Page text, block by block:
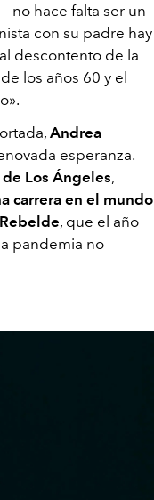
hace falta ser un
con su padre hay
descontento de la
los años 60 y el
Andrea
esperanza.
Los Ángeles,
carrera en el mundo
, que el año
pandemia no